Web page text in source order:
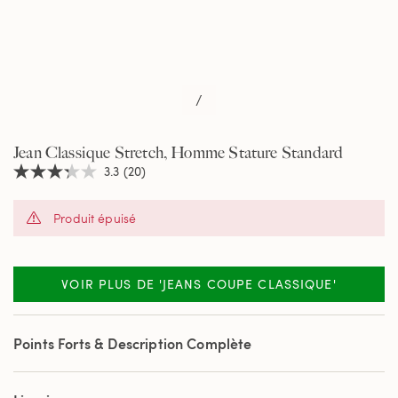
/
Jean Classique Stretch, Homme Stature Standard
3.3
la
moyenne.
Read
20
Lien
la
3.3 (20)
Produit épuisé
VOIR PLUS DE 'JEANS COUPE CLASSIQUE'
Points Forts & Description Complète